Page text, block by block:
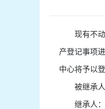
现有不
产登记事项
中心将予以登
被继承人
继承人：